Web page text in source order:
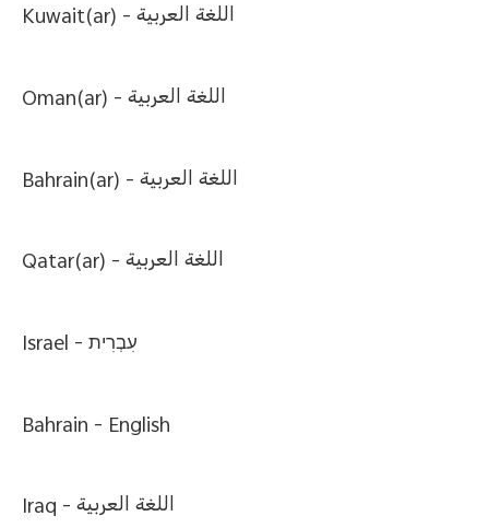
Kuwait(ar) -اللغة العربية
Oman(ar) -اللغة العربية
Bahrain(ar) -اللغة العربية
Qatar(ar) -اللغة العربية
Israel -עִבְרִית
Bahrain - English
Iraq -اللغة العربية